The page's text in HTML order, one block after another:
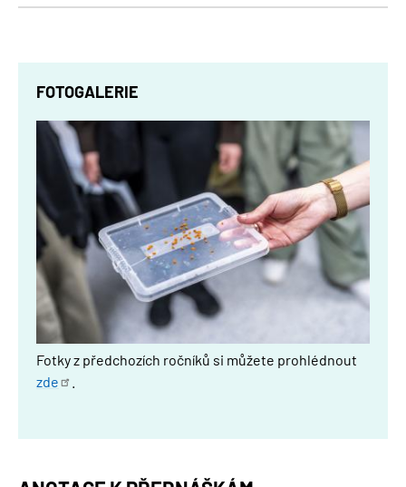
FOTOGALERIE
Obrázek
Fotky z předchozích ročníků si můžete prohlédnout
zde